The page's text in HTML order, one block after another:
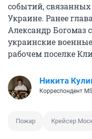
событий,
Украине. Ранее
Александр Богомаз
украинские военные
рабочем поселке
Никита
Корреспондент
Пожар Крейсер